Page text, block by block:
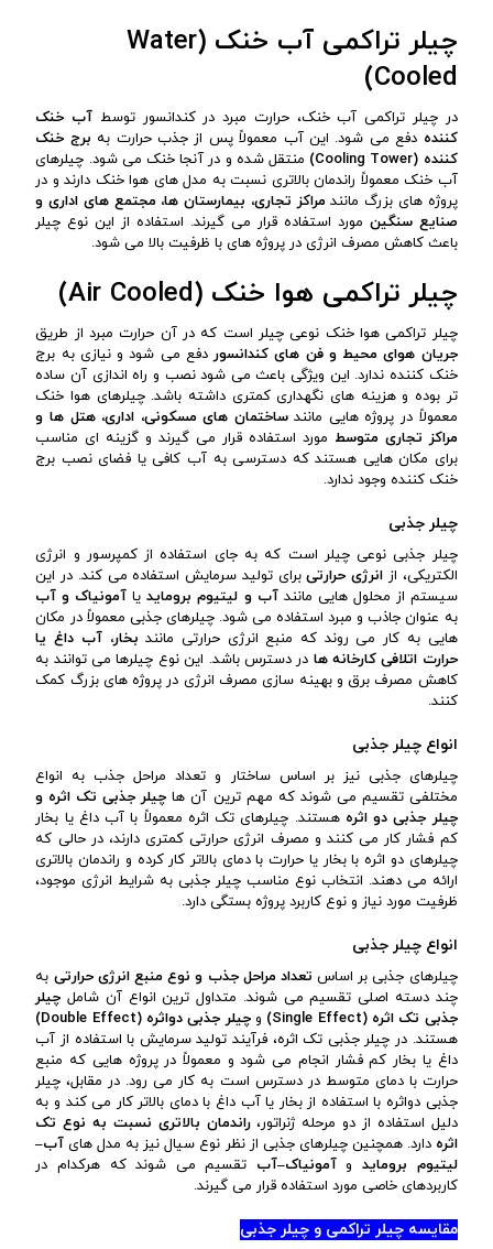
چیلر تراکمی آب خنک (Water
Cooled)
در چیلر تراکمی آب خنک، حرارت مبرد در کندانسور توسط آب خنک
کننده دفع می شود. این آب معمولاً پس از جذب حرارت به برج خنک
کننده (Cooling Tower
) منتقل شده و در آنجا خنک می شود. چیلرهای
آب خنک معمولاً راندمان بالاتری نسبت به مدل های هوا خنک دارند و در
پروژه های بزرگ مانندمراکز تجاری، بیمارستان ها، مجتمع های اداری و
صنایع سنگین مورد استفاده قرار می گیرند. استفاده از این نوع چیلر
باعث کاهش مصرف انرژی در پروژه های با ظرفیت بالا می شود.
چیلر تراکمی هوا خنک (Air Cooled)
چیلر تراکمی هوا خنک نوعی چیلر است که در آن حرارت مبرد از طریق
جریان هوای محیط و فن های کندانسوردفع می شود و نیازی به برج
خنک کننده ندارد. این ویژگی باعث می شود نصب و راه اندازی آن ساده
تر بوده و هزینه های نگهداری کمتری داشته باشد. چیلرهای هوا خنک
معمولاً در پروژه هایی مانندساختمان های مسکونی، اداری، هتل ها و
مراکز تجاری متوسط مورد استفاده قرار می گیرند و گزینه ای مناسب
برای مکان هایی هستند که دسترسی به آب کافی یا فضای نصب برج
خنک کننده وجود ندارد.
چیلر جذبی
چیلر جذبی نوعی چیلر است که به جای استفاده از کمپرسور و انرژی
الکتریکی، از انرژی حرارتیبرای تولید سرمایش استفاده می کند. در این
سیستم از محلول هایی مانندآب و لیتیوم برومایدیا آمونیاک و آب
به عنوان جاذب و مبرد استفاده می شود. چیلرهای جذبی معمولاً در مکان
هایی به کار می روند که منبع انرژی حرارتی مانند بخار، آب داغ یا
حرارت اتلافی کارخانه ها در دسترس باشد. این نوع چیلرها می توانند به
کاهش مصرف برق و بهینه سازی مصرف انرژی در پروژه های بزرگ کمک
کنند.
انواع چیلر جذبی
چیلرهای جذبی نیز بر اساس ساختار و تعداد مراحل جذب به انواع
مختلفی تقسیم می شوند که مهم ترین آن ها چیلر جذبی تک اثره و
چیلر جذبی دو اثره هستند. چیلرهای تک اثره معمولاً با آب داغ یا بخار
کم فشار کار می کنند و مصرف انرژی حرارتی کمتری دارند، در حالی که
چیلرهای دو اثره با بخار یا حرارت با دمای بالاتر کار کرده و راندمان بالاتری
ارائه می دهند. انتخاب نوع مناسب چیلر جذبی به شرایط انرژی موجود،
ظرفیت مورد نیاز و نوع کاربرد پروژه بستگی دارد.
انواع چیلر جذبی
چیلرهای جذبی بر اساس تعداد مراحل جذب و نوع منبع انرژی حرارتی به
چند دسته اصلی تقسیم می شوند. متداول ترین انواع آن شامل چیلر
جذبی تک اثره (Single Effect
) وچیلر جذبی دواثره (Double Effect
)
هستند. در چیلر جذبی تک اثره، فرآیند تولید سرمایش با استفاده از آب
داغ یا بخار کم فشار انجام می شود و معمولاً در پروژه هایی که منبع
حرارت با دمای متوسط در دسترس است به کار می رود. در مقابل، چیلر
جذبی دواثره با استفاده از بخار یا آب داغ با دمای بالاتر کار می کند و به
دلیل استفاده از دو مرحله ژنراتور،راندمان بالاتری نسبت به نوع تک
اثره دارد. همچنین چیلرهای جذبی از نظر نوع سیال نیز به مدل های آب–
لیتیوم برومایدوآمونیاک–آب تقسیم می شوند که هرکدام در
کاربردهای خاصی مورد استفاده قرار می گیرند.
مقایسه چیلر تراکمی و چیلر جذبی